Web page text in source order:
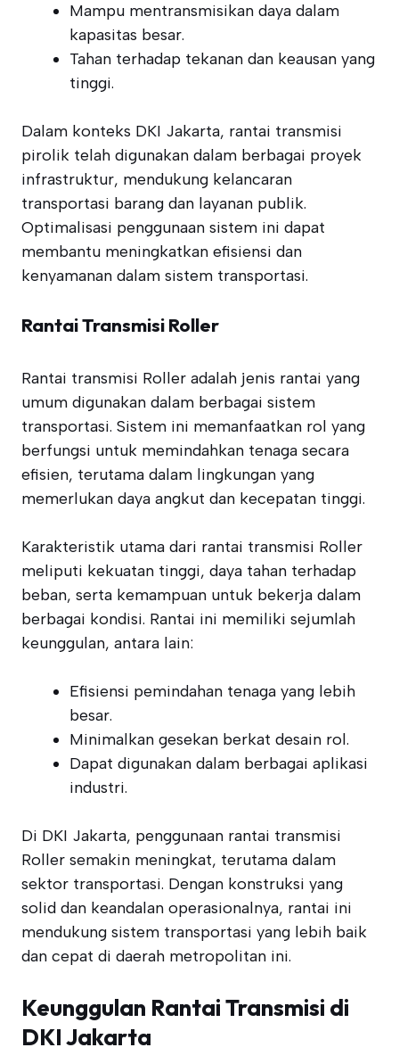
Mampu mentransmisikan daya dalam
kapasitas besar.
Tahan terhadap tekanan dan keausan yang
tinggi.
Dalam konteks DKI Jakarta, rantai transmisi
pirolik telah digunakan dalam berbagai proyek
infrastruktur, mendukung kelancaran
transportasi barang dan layanan publik.
Optimalisasi penggunaan sistem ini dapat
membantu meningkatkan efisiensi dan
kenyamanan dalam sistem transportasi.
Rantai Transmisi Roller
Rantai transmisi Roller adalah jenis rantai yang
umum digunakan dalam berbagai sistem
transportasi. Sistem ini memanfaatkan rol yang
berfungsi untuk memindahkan tenaga secara
efisien, terutama dalam lingkungan yang
memerlukan daya angkut dan kecepatan tinggi.
Karakteristik utama dari rantai transmisi Roller
meliputi kekuatan tinggi, daya tahan terhadap
beban, serta kemampuan untuk bekerja dalam
berbagai kondisi. Rantai ini memiliki sejumlah
keunggulan, antara lain:
Efisiensi pemindahan tenaga yang lebih
besar.
Minimalkan gesekan berkat desain rol.
Dapat digunakan dalam berbagai aplikasi
industri.
Di DKI Jakarta, penggunaan rantai transmisi
Roller semakin meningkat, terutama dalam
sektor transportasi. Dengan konstruksi yang
solid dan keandalan operasionalnya, rantai ini
mendukung sistem transportasi yang lebih baik
dan cepat di daerah metropolitan ini.
Keunggulan Rantai Transmisi di
DKI Jakarta